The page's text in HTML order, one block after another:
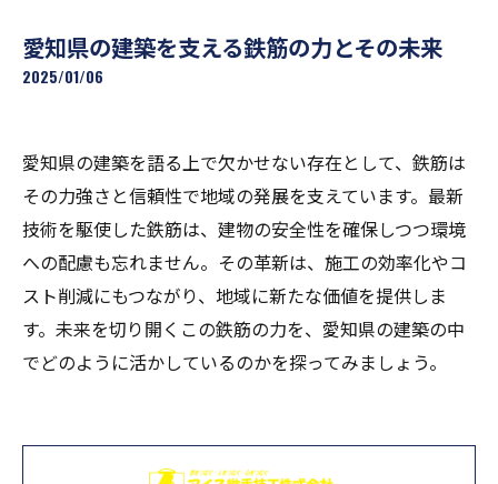
愛知県の建築を支える鉄筋の力とその未来
2025/01/06
愛知県の建築を語る上で欠かせない存在として、鉄筋は
その力強さと信頼性で地域の発展を支えています。最新
技術を駆使した鉄筋は、建物の安全性を確保しつつ環境
への配慮も忘れません。その革新は、施工の効率化やコ
スト削減にもつながり、地域に新たな価値を提供しま
す。未来を切り開くこの鉄筋の力を、愛知県の建築の中
でどのように活かしているのかを探ってみましょう。